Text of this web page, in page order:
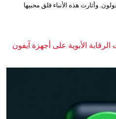
وأثارت هذه الأنباء قلق محبيها
الأبوية على أجهزة آيفون